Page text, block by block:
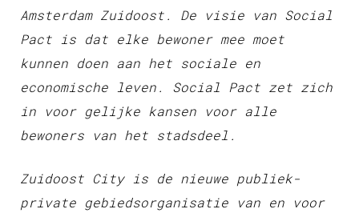
Amsterdam Zuidoost. De visie van Social
Pact is dat elke bewoner mee moet
kunnen doen aan het sociale en
economische leven. Social Pact zet zich
in voor gelijke kansen voor alle
bewoners van het stadsdeel.
Zuidoost City is de nieuwe publiek-
private gebiedsorganisatie van en voor